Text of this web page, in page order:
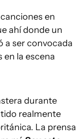
en
ahí donde un
a ser convocada
la escena
durante
realmente
La prensa